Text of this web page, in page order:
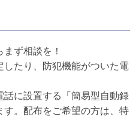
ず相談を！
たり、防犯機能がついた電
に設置する「簡易型自動録
。配布をご希望の方は、特